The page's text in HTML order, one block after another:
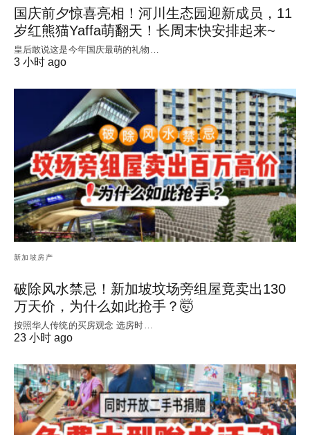
国庆前夕惊喜亮相！河川生态园迎新成员，11
岁红熊猫Yaffa萌翻天！长周末快安排起来~
皇后敢说这是今年国庆最萌的礼物…
3 小时 ago
新加坡房产
破除风水禁忌！新加坡坟场旁组屋竟卖出130
万天价，为什么如此抢手？🤯
按照华人传统的买房观念 选房时…
23 小时 ago